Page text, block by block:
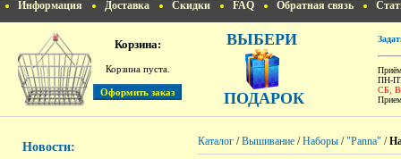
Информация Доставка Скидки FAQ Обратная связь
Корзина:
Корзина пуста.
ВЫБЕРИ
ПОДАРОК
ПН-
СБ,
Новости: Каталог /Вышивание /Наборы /"Panna" /